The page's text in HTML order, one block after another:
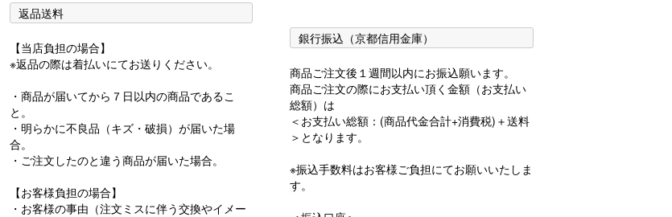
返品送料
【当店負担の場合】
※返品の際は着払いにてお送りください。
・商品が届いてから７日以内の商品であるこ
と。
・明らかに不良品（キズ・破損）が届いた場
合。
・ご注文したのと違う商品が届いた場合。
【お客様負担の場合】
・お客様の事由（注文ミスに伴う交換やイメー
銀行振込（京都信用金庫）
商品ご注文後１週間以内にお振込願います。
商品ご注文の際にお支払い頂く金額（お支払い
総額）は
＜お支払い総額：(商品代金合計+消費税)＋送料
＞となります。
※振込手数料はお客様ご負担にてお願いいたしま
す。